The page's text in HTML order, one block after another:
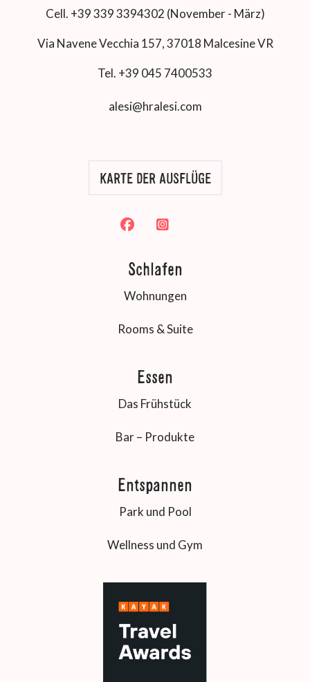
Cell. +39 339 3394302 (November - März)
Via Navene Vecchia 157, 37018 Malcesine VR
Tel. +39 045 7400533
alesi@hralesi.com
KARTE DER AUSFLÜGE
Schlafen
Wohnungen
Rooms & Suite
Essen
Das Frühstück
Bar – Produkte
Entspannen
Park und Pool
Wellness und Gym